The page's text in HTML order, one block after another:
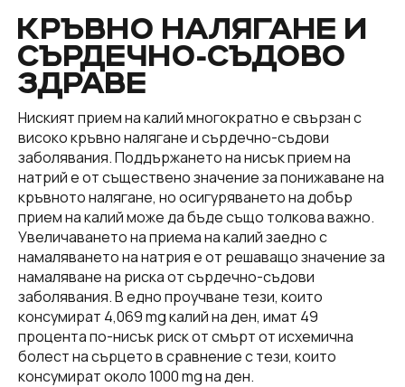
КРЪВНО НАЛЯГАНЕ И
СЪРДЕЧНО-СЪДОВО
ЗДРАВЕ
Ниският прием на калий многократно е свързан с
високо кръвно налягане и сърдечно-съдови
заболявания. Поддържането на нисък прием на
натрий е от съществено значение за понижаване на
кръвното налягане, но осигуряването на добър
прием на калий може да бъде също толкова важно.
Увеличаването на приема на калий заедно с
намаляването на натрия е от решаващо значение за
намаляване на риска от сърдечно-съдови
заболявания. В едно проучване тези, които
консумират 4,069 mg калий на ден, имат 49
процента по-нисък риск от смърт от исхемична
болест на сърцето в сравнение с тези, които
консумират около 1000 mg на ден.